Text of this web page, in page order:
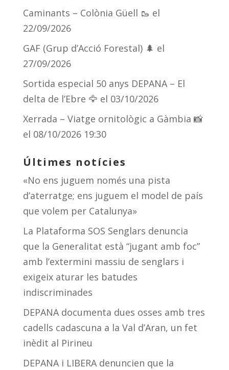
Caminants – Colònia Güell 🥾 el
22/09/2026
GAF (Grup d’Acció Forestal) 🌲 el
27/09/2026
Sortida especial 50 anys DEPANA – El
delta de l’Ebre 🦅 el 03/10/2026
Xerrada – Viatge ornitològic a Gàmbia 📸
el 08/10/2026 19:30
Últimes notícies
«No ens juguem només una pista
d’aterratge; ens juguem el model de país
que volem per Catalunya»
La Plataforma SOS Senglars denuncia
que la Generalitat està “jugant amb foc”
amb l’extermini massiu de senglars i
exigeix aturar les batudes
indiscriminades
DEPANA documenta dues osses amb tres
cadells cadascuna a la Val d’Aran, un fet
inèdit al Pirineu
DEPANA i LIBERA denuncien que la